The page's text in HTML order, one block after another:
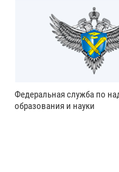
Федеральная служба по
образования и науки